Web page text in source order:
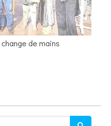
de mains